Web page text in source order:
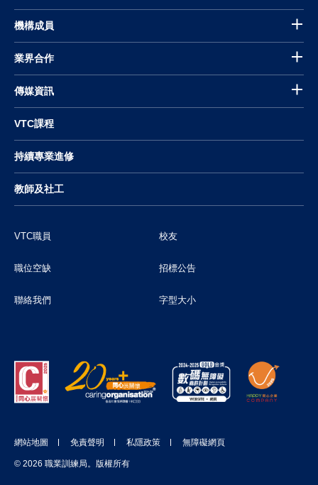
機構成員
業界合作
傳媒資訊
VTC課程
持續專業進修
教師及社工
VTC職員 校友
職位空缺 招標公告
聯絡我們 字型大小
網站地圖 免責聲明 私隱政策 無障礙網頁
© 2026 職業訓練局。版權所有